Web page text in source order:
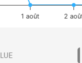
1 août 2
LUE